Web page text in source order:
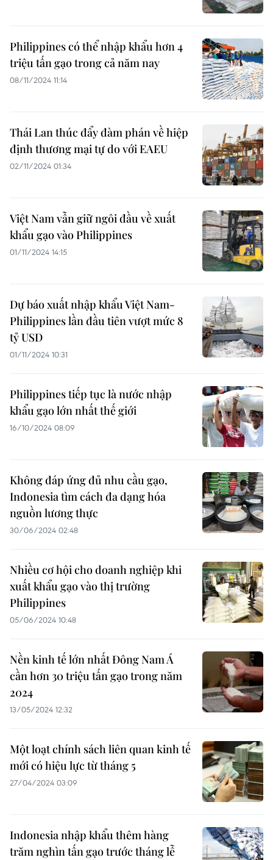
Philippines có thể nhập khẩu hơn 4
triệu tấn gạo trong cả năm nay
08/11/2024 11:14
Thái Lan thúc đẩy đàm phán về hiệp
định thương mại tự do với EAEU
02/11/2024 01:34
Việt Nam vẫn giữ ngôi đầu về xuất
khẩu gạo vào Philippines
01/11/2024 14:15
Dự báo xuất nhập khẩu Việt Nam-
Philippines lần đầu tiên vượt mức 8
tỷ USD
01/11/2024 10:31
Philippines tiếp tục là nước nhập
khẩu gạo lớn nhất thế giới
16/10/2024 08:09
Không đáp ứng đủ nhu cầu gạo,
Indonesia tìm cách đa dạng hóa
nguồn lương thực
30/06/2024 02:48
Nhiều cơ hội cho doanh nghiệp khi
xuất khẩu gạo vào thị trường
Philippines
05/06/2024 10:48
Nền kinh tế lớn nhất Đông Nam Á
cần hơn 30 triệu tấn gạo trong năm
2024
13/05/2024 12:32
Một loạt chính sách liên quan kinh tế
mới có hiệu lực từ tháng 5
27/04/2024 03:09
Indonesia nhập khẩu thêm hàng
trăm nghìn tấn gạo trước tháng lễ